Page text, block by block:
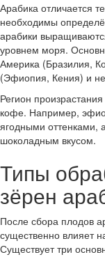
Арабика отличается
необходимы
арабики
уровнем моря.
Америка (Бразилия,
(Эфиопия, Кения) и
Регион
кофе. Например,
ягодными оттенками,
шоколадным вкусом.
Типы
зёрен
После сбора плодов
существенно влияет
Существует три